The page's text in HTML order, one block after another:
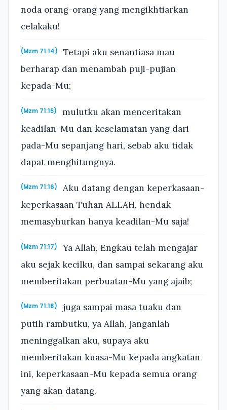
noda orang-orang yang mengikhtiarkan
celakaku!
(Mzm 71:14)
Tetapi aku senantiasa mau
berharap dan menambah puji-pujian
kepada-Mu;
(Mzm 71:15)
mulutku akan menceritakan
keadilan-Mu dan keselamatan yang dari
pada-Mu sepanjang hari, sebab aku tidak
dapat menghitungnya.
(Mzm 71:16)
Aku datang dengan keperkasaan-
keperkasaan Tuhan ALLAH, hendak
memasyhurkan hanya keadilan-Mu saja!
(Mzm 71:17)
Ya Allah, Engkau telah mengajar
aku sejak kecilku, dan sampai sekarang aku
memberitakan perbuatan-Mu yang ajaib;
(Mzm 71:18)
juga sampai masa tuaku dan
putih rambutku, ya Allah, janganlah
meninggalkan aku, supaya aku
memberitakan kuasa-Mu kepada angkatan
ini, keperkasaan-Mu kepada semua orang
yang akan datang.